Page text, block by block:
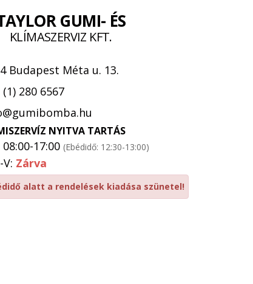
GUMI- ÉS
KLÍMASZERVIZ KFT.
Budapest Méta u. 13.
(1) 280 6567
NYITVA TARTÁS
08:00-17:00 (Ebédidő: 12:30-13:00)
V: Zárva
alatt a rendelések kiadása szünetel!